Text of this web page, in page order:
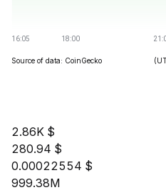
Source of data: CoinGecko
2.86K
280.94
0.00022554
999.38M